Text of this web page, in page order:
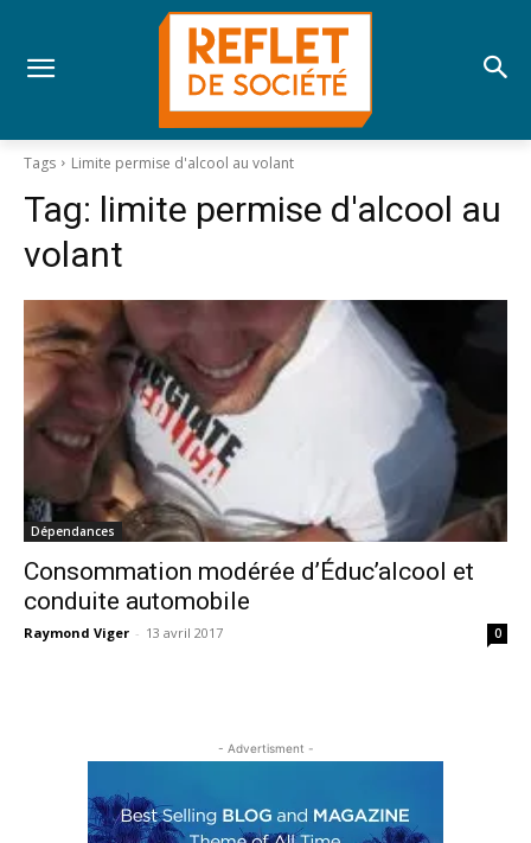
Tags Limite permise d'alcool au volant
Tag: limite permise d'alcool au
volant
Dépendances
Consommation modérée d’Éduc’alcool et
conduite automobile
Raymond Viger - 13 avril 2017 0
- Advertisment -